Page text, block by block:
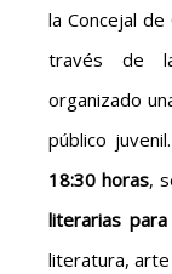
la Concejal
través de
organizado
público
18:30 horas,
literarias
literatura,